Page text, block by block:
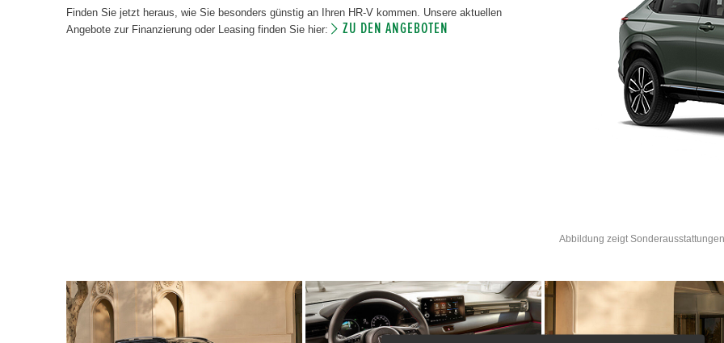
Finden Sie jetzt heraus, wie Sie besonders günstig an Ihren HR-V kommen. Unsere aktuellen
Angebote zur Finanzierung oder Leasing finden Sie hier:
ZU DEN ANGEBOTEN
Abbildung zeigt